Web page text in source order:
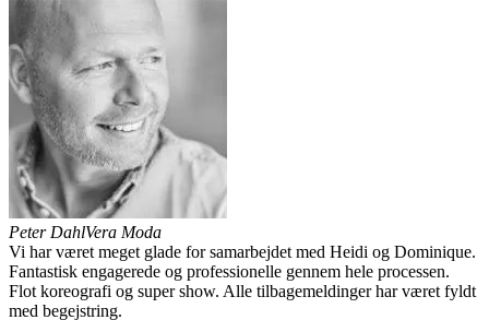
Peter DahlVera Moda
Vi har været meget glade for samarbejdet med Heidi og Dominique.
Fantastisk engagerede og professionelle gennem hele processen.
Flot koreografi og super show. Alle tilbagemeldinger har været fyldt
med begejstring.